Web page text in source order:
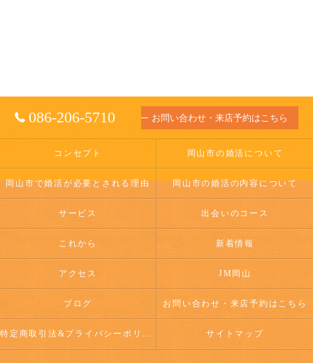
086-206-5710 お問い合わせ・来店予約はこちら
コンセプト 岡山市の婚活について
岡山市で婚活が必要とされる理由 岡山市の婚活の内容について
サービス 出会いのコース
これから 新着情報
アクセス JM岡山
ブログ お問い合わせ・来店予約はこちら
特定商取引法&プライバシーポリシー サイトマップ